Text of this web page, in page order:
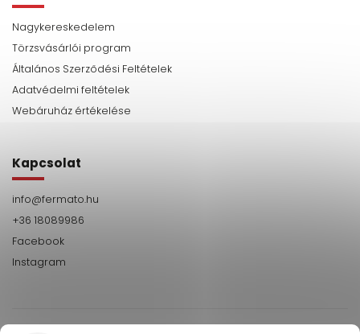
Nagykereskedelem
Törzsvásárlói program
Általános Szerződési Feltételek
Adatvédelmi feltételek
Webáruház értékelése
Kapcsolat
info@fermato.hu
+36 18089986
Facebook
Instagram